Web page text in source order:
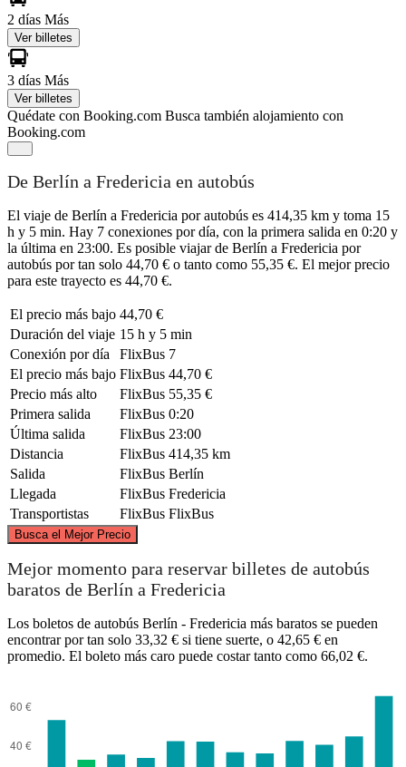
2 días Más
Ver billetes
3 días Más
Ver billetes
Quédate con Booking.com Busca también alojamiento con
Booking.com
De Berlín a Fredericia en autobús
El viaje de Berlín a Fredericia por autobús es 414,35 km y toma 15
h y 5 min. Hay 7 conexiones por día, con la primera salida en 0:20 y
la última en 23:00. Es posible viajar de Berlín a Fredericia por
autobús por tan solo 44,70 € o tanto como 55,35 €. El mejor precio
para este trayecto es 44,70 €.
El precio más bajo 44,70 €
Duración del viaje 15 h y 5 min
Conexión por día
FlixBus 7
El precio más bajo FlixBus 44,70 €
Precio más alto
FlixBus 55,35 €
Primera salida
FlixBus 0:20
Última salida
FlixBus 23:00
Distancia
FlixBus 414,35 km
Salida
FlixBus Berlín
Llegada
FlixBus Fredericia
Transportistas
FlixBus FlixBus
Busca el Mejor Precio
©
Mejor momento para reservar billetes de autobús
baratos de Berlín a Fredericia
Los boletos de autobús Berlín - Fredericia más baratos se pueden
encontrar por tan solo 33,32 € si tiene suerte, o 42,65 € en
promedio. El boleto más caro puede costar tanto como 66,02 €.